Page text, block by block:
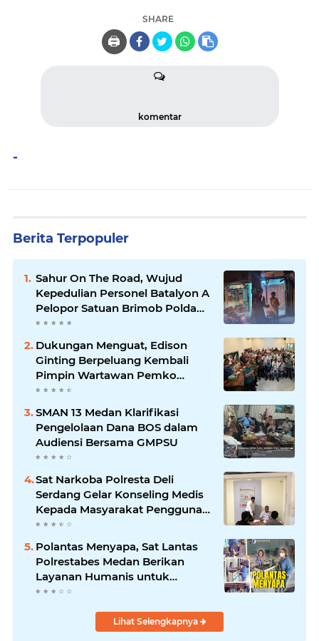
SHARE
🖨️
komentar
-
Berita Terpopuler
Sahur On The Road, Wujud
Kepedulian Personel Batalyon A
Pelopor Satuan Brimob Polda
Sumut di Dini Hari Ramadhan
Dukungan Menguat, Edison
Ginting Berpeluang Kembali
Pimpin Wartawan Pemko
Medan
SMAN 13 Medan Klarifikasi
Pengelolaan Dana BOS dalam
Audiensi Bersama GMPSU
Sat Narkoba Polresta Deli
Serdang Gelar Konseling Medis
Kepada Masyarakat Pengguna
Narkotika di Posko Kampung
Bersih Narkoba
Polantas Menyapa, Sat Lantas
Polrestabes Medan Berikan
Layanan Humanis untuk
Pendaftaran Pemohon SIM
Lihat Selengkapnya